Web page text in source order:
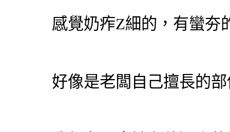
感覺奶痄Z細的，有蠻夯
好像是老闆自己擅長的